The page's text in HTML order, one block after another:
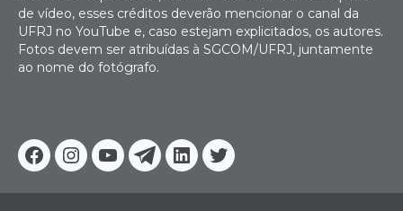
Facebook
Instagram
YoutubeTelegram
Linkedin
Twitter
de vídeo, esses créditos deverão mencionar o canal da
UFRJ no YouTube e, caso estejam explicitados, os autores.
Fotos devem ser atribuídas à SGCOM/UFRJ, juntamente
ao nome do fotógrafo.